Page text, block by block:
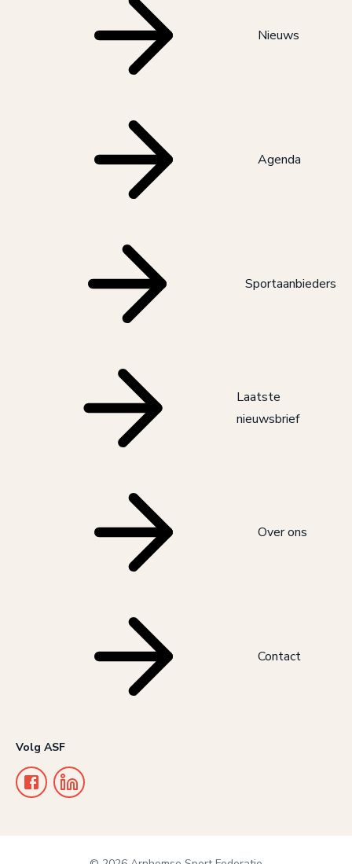
Nieuws
Agenda
Sportaanbieders
Laatste
nieuwsbrief
Over ons
Contact
Volg ASF